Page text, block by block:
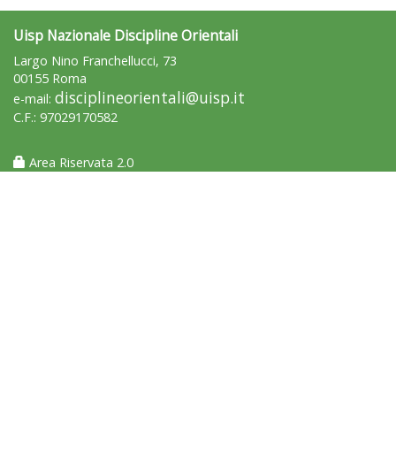
Uisp Nazionale Discipline Orientali
Largo Nino Franchellucci, 73
00155 Roma
e-mail: disciplineorientali@uisp.it
C.F.: 97029170582
Area Riservata 2.0